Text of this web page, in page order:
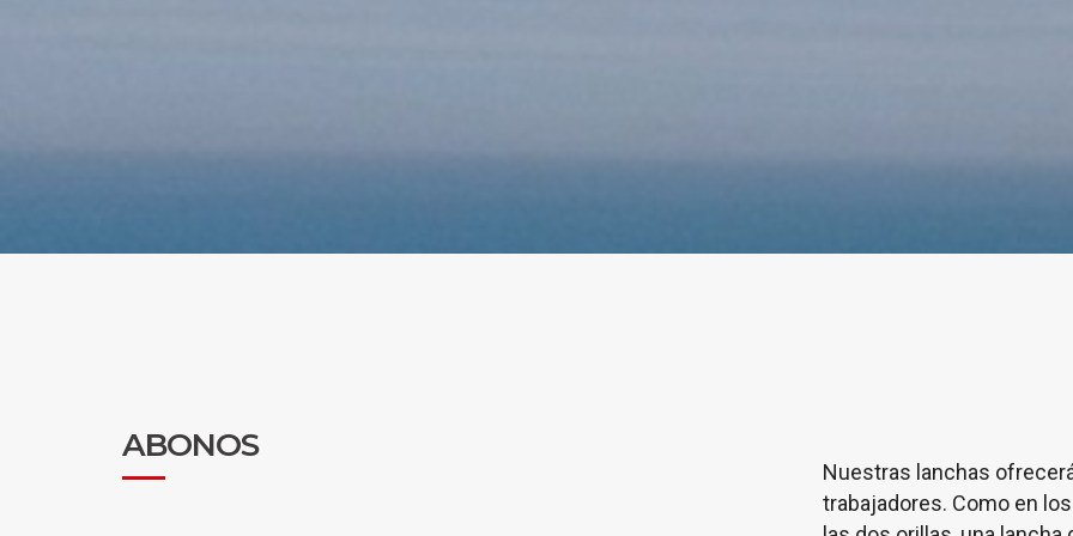
ABONOS
Nuestras lanchas
trabajadores. Como en